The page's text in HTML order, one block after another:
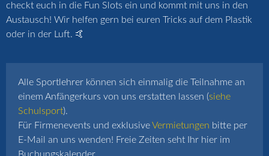
checkt euch in die Fun Slots ein und kommt mit uns in den
Austausch! Wir helfen gern bei euren Tricks auf dem Plastik
oder in der Luft. 🤙
Alle Sportlehrer können sich einmalig die Teilnahme an
einem Anfängerkurs von uns erstatten lassen (siehe
Schulsport).
Für Firmenevents und exklusiveVermietungen bitte per
E-Mail an uns wenden! Freie Zeiten seht Ihr hier im